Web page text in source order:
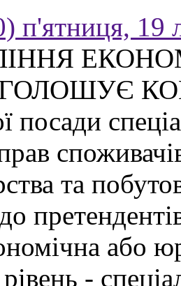
п'ятниця, 19
посади
та
або
рівень -